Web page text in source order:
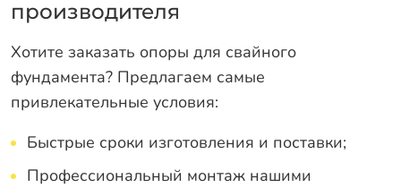
производителя
Хотите заказать опоры для свайного
фундамента? Предлагаем самые
привлекательные условия:
Быстрые сроки изготовления и поставки;
Профессиональный монтаж нашими